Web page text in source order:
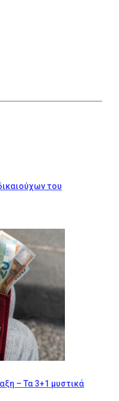
του
– Τα 3+1 μυστικά